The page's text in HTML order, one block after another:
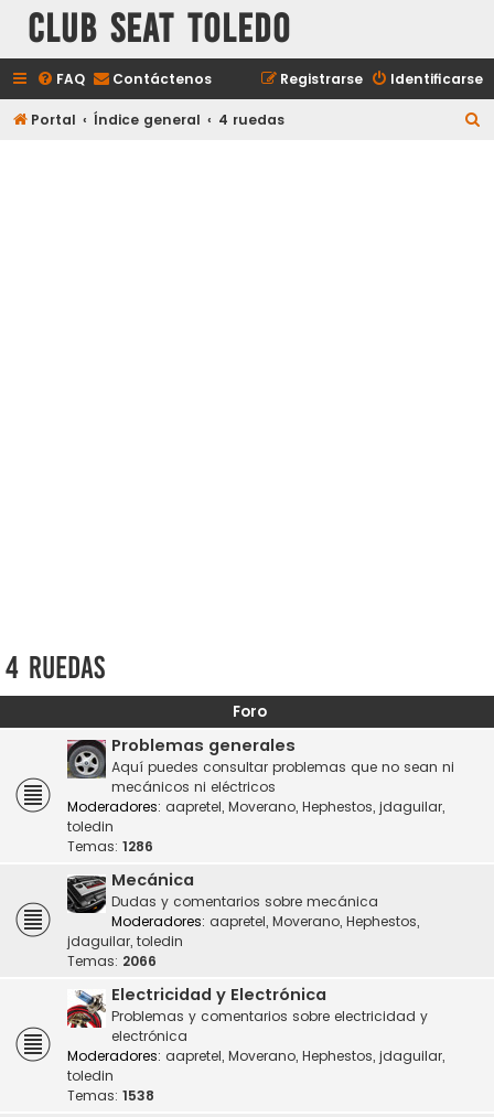
Club Seat Toledo
FAQ Contáctenos Identificarse
Registrarse
Portal Índice general 4 ruedas
4 ruedas
Foro
Problemas generales
Aquí puedes consultar problemas que no sean ni
mecánicos ni eléctricos
Moderadores: aapretel, Moverano, Hephestos, jdaguilar,
toledin
Temas: 1286
Mecánica
Dudas y comentarios sobre mecánica
Moderadores: aapretel, Moverano, Hephestos,
jdaguilar, toledin
Temas: 2066
Electricidad y Electrónica
Problemas y comentarios sobre electricidad y
electrónica
Moderadores: aapretel, Moverano, Hephestos, jdaguilar,
toledin
Temas: 1538